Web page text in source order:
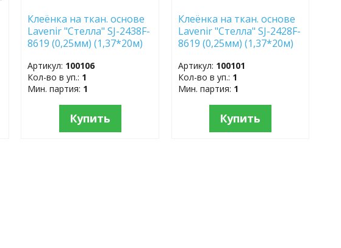
Клеёнка на ткан. основе
Lavenir "Стелла" SJ-2438F-
8619 (0,25мм) (1,37*20м)
Артикул: 100106
Кол-во в уп.: 1
Мин. партия: 1
Купить
Клеёнка на ткан. основе
Lavenir "Стелла" SJ-2428F-
8619 (0,25мм) (1,37*20м)
Артикул: 100101
Кол-во в уп.: 1
Мин. партия: 1
Купить